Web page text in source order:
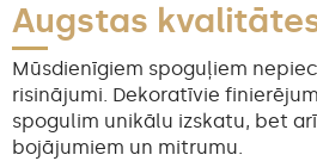
Augstas
Mūsdienīgiem spoguļiem
risinājumi. Dekoratīvie
spogulim unikālu izskatu, bet
bojājumiem un mitrumu.